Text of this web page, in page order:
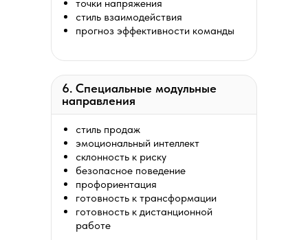
6. Специальные модульные
направления
стиль продаж
эмоциональный интеллект
склонность к риску
безопасное поведение
профориентация
готовность к трансформации
готовность к дистанционной
работе
точки напряжения
стиль взаимодействия
прогноз эффективности команды